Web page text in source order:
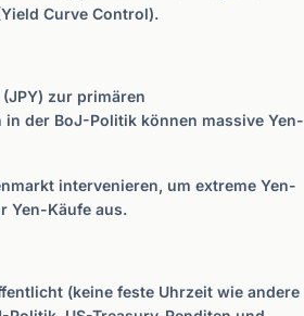
Curve Control).
zur primären
der BoJ-Politik können massive Yen-
intervenieren, um extreme Yen-
Yen-Käufe aus.
(keine feste Uhrzeit wie andere